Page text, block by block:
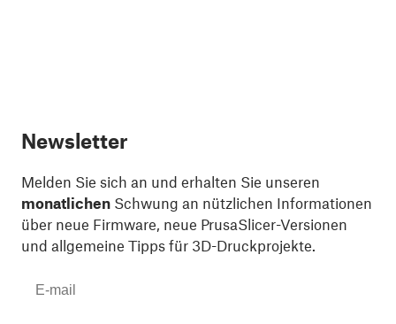
Newsletter
Melden Sie sich an und erhalten Sie unseren
monatlichen Schwung an nützlichen Informationen
über neue Firmware, neue PrusaSlicer-Versionen
und allgemeine Tipps für 3D-Druckprojekte.